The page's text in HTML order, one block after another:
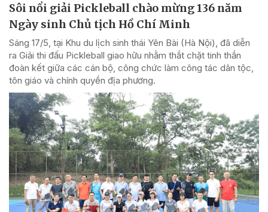
Sôi nổi giải Pickleball chào mừng 136 năm
Ngày sinh Chủ tịch Hồ Chí Minh
Sáng 17/5, tại Khu du lịch sinh thái Yên Bài (Hà Nội), đã diễn
ra Giải thi đấu Pickleball giao hữu nhằm thắt chặt tinh thần
đoàn kết giữa các cán bộ, công chức làm công tác dân tộc,
tôn giáo và chính quyền địa phương.